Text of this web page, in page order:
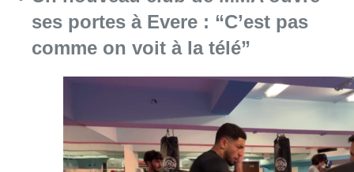
ses portes à Evere : “C’est pas
comme on voit à la télé”